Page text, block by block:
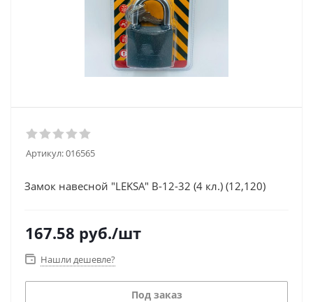
Артикул:016565
Замок навесной "LEKSA" В-12-32 (4 кл.) (12,120)
167.58 руб./шт
Нашли дешевле?
Под заказ